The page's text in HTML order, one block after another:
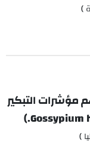
)
مؤشرات التبكير
)